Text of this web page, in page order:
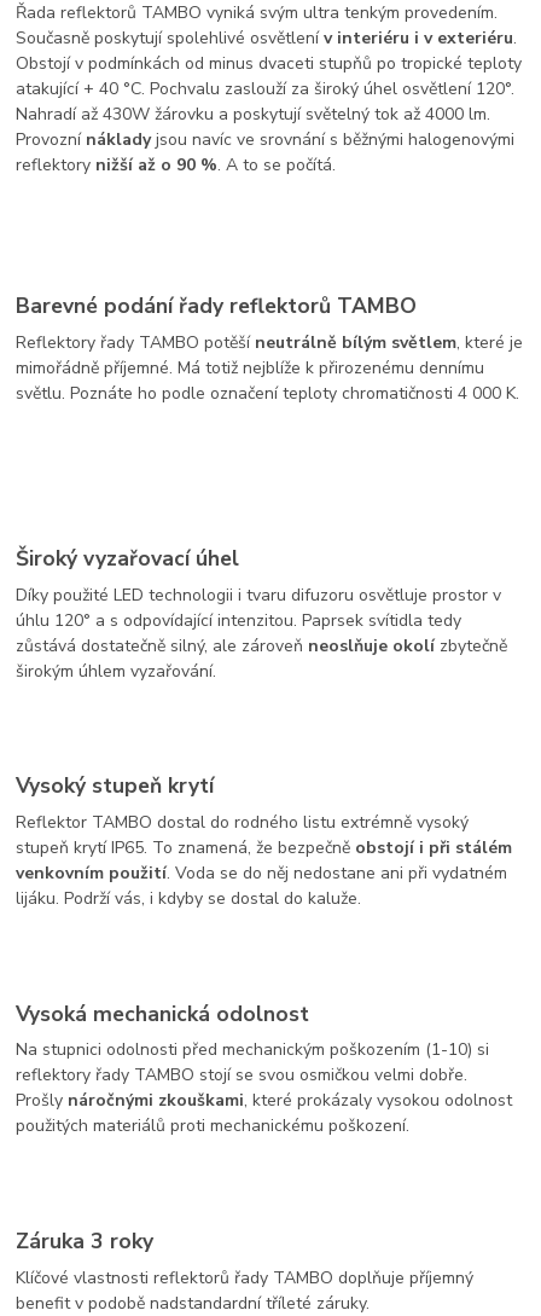
Řada reflektorů TAMBO vyniká svým ultra tenkým provedením.
Současně poskytují spolehlivé osvětlenív interiéru i v exteriéru.
Obstojí v podmínkách od minus dvaceti stupňů po tropické teploty
atakující + 40 °C. Pochvalu zaslouží za široký úhel osvětlení 120°.
Nahradí až 430W žárovku a poskytují světelný tok až 4000 lm.
Provozní nákladyjsou navíc ve srovnání s běžnými halogenovými
reflektory nižší až o 90 %. A to se počítá.
Barevné podání řady reflektorů TAMBO
Reflektory řady TAMBO potěší neutrálně bílým světlem, které je
mimořádně příjemné. Má totiž nejblíže k přirozenému dennímu
světlu. Poznáte ho podle označení teploty chromatičnosti 4 000 K.
Široký vyzařovací úhel
Díky použité LED technologii i tvaru difuzoru osvětluje prostor v
úhlu 120° a s odpovídající intenzitou. Paprsek svítidla tedy
zůstává dostatečně silný, ale zároveň neoslňuje okolízbytečně
širokým úhlem vyzařování.
Vysoký stupeň krytí
Reflektor TAMBO dostal do rodného listu extrémně vysoký
stupeň krytí IP65. To znamená, že bezpečně obstojí i při stálém
venkovním použití. Voda se do něj nedostane ani při vydatném
lijáku. Podrží vás, i kdyby se dostal do kaluže.
Vysoká mechanická odolnost
Na stupnici odolnosti před mechanickým poškozením (1-10) si
reflektory řady TAMBO stojí se svou osmičkou velmi dobře.
Prošly náročnými zkouškami, které prokázaly vysokou odolnost
použitých materiálů proti mechanickému poškození.
Záruka 3 roky
Klíčové vlastnosti reflektorů řady TAMBO doplňuje příjemný
benefit v podobě nadstandardní tříleté záruky.